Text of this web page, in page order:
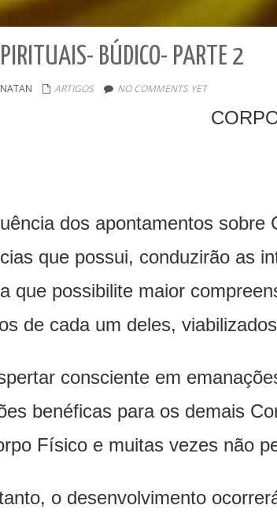
BÚDICO- PARTE 2
NATAN ARTIGOS NO COMMENTS YET
dos apontamentos
que possui, conduzirão as
que possibilite maior
de cada um deles,
consciente em
benéficas para os demais
Físico e muitas vezes não
o desenvolvimento